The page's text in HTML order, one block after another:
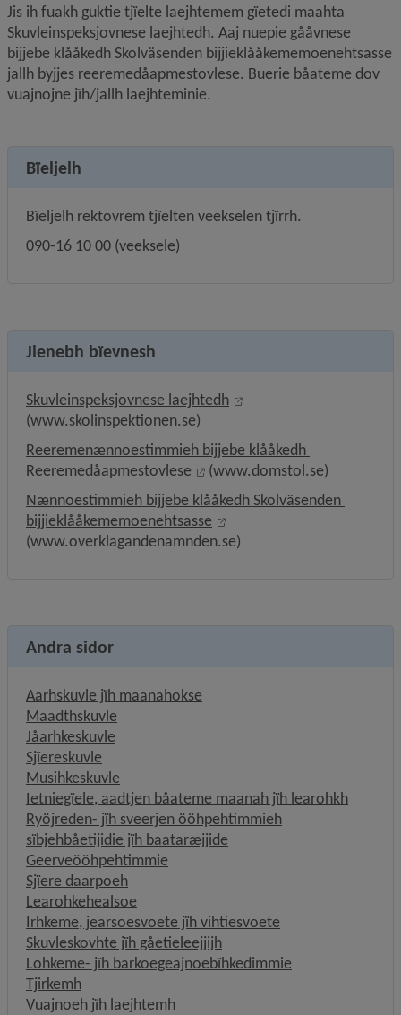
Jis ih fuakh guktie tjïelte laejhtemem gïetedi maahta
Skuvleinspeksjovnese laejhtedh. Aaj nuepie gååvnese
bijjebe klååkedh Skolväsenden bijjieklååkememoenehtsasse
jallh byjjes reeremedåapmestovlese. Buerie båateme dov
vuajnojne jïh/jallh laejhteminie.
Bïeljelh
Bïeljelh rektovrem tjïelten veekselen tjïrrh.
090-16 10 00 (veeksele)
Jienebh bïevnesh
Skuvleinspeksjovnese laejhtedh
External link, opens in
(www.skolinspektionen.se)
Reeremenænnoestimmieh bijjebe klååkedh
Reeremedåapmestovlese
External link, opens in new
(www.domstol.se)
Nænnoestimmieh bijjebe klååkedh Skolväsenden
bijjieklååkememoenehtsasse
External link, opens in
(www.overklagandenamnden.se)
Andra sidor
Aarhskuvle jïh maanahokse
Maadthskuvle
Jåarhkeskuvle
Sjïereskuvle
Musihkeskuvle
Ietniegïele, aadtjen båateme maanah jïh learohkh
Ryöjreden- jïh sveerjen ööhpehtimmieh
sïbjehbåetijidie jïh baataræjjide
Geerveööhpehtimmie
Sjïere daarpoeh
Learohkehealsoe
Irhkeme, jearsoesvoete jïh vihtiesvoete
Skuvleskovhte jïh gåetieleejjijh
Lohkeme- jïh barkoegeajnoebïhkedimmie
Tjirkemh
Vuajnoeh jïh laejhtemh